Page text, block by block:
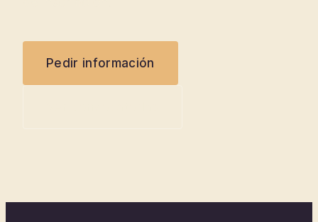
Pedir información